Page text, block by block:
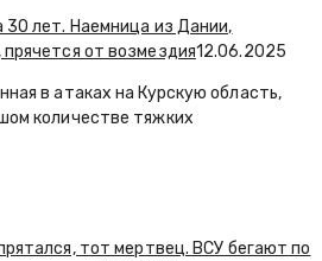
30 лет. Наемница из Дании,
от возмездия12.06.2025
в атаках на Курскую область,
количестве тяжких
тот мертвец. ВСУ бегают по